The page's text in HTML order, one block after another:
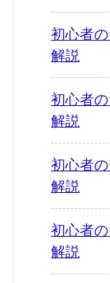
初心者
解説
初心者
解説
初心者
解説
初心者
解説